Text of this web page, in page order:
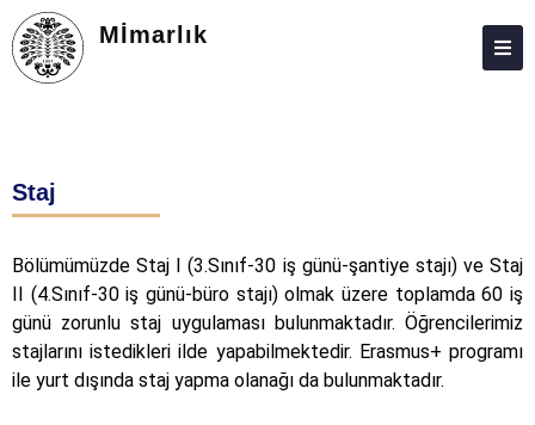
Mİmarlık
LISANS
ARAŞTIRMA
TOPLUMA KATKI
ADAY ÖĞRENCILER
Staj
Bölümümüzde Staj I (3.Sınıf-30 iş günü-şantiye stajı) ve Staj
II (4.Sınıf-30 iş günü-büro stajı) olmak üzere toplamda 60 iş
günü zorunlu staj uygulaması bulunmaktadır. Öğrencilerimiz
stajlarını istedikleri ilde yapabilmektedir. Erasmus+ programı
ile yurt dışında staj yapma olanağı da bulunmaktadır.